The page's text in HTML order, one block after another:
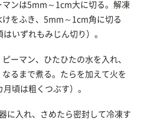
マンは5mm～1cm大に切る。解凍
けをふき、5mm～1cm角に切る
はいずれもみじん切り）。
ーマン、ひたひたの水を入れ、
るまで煮る。たらを加えて火を
頃は粗くつぶす）。
に入れ、さめたら密封して冷凍す